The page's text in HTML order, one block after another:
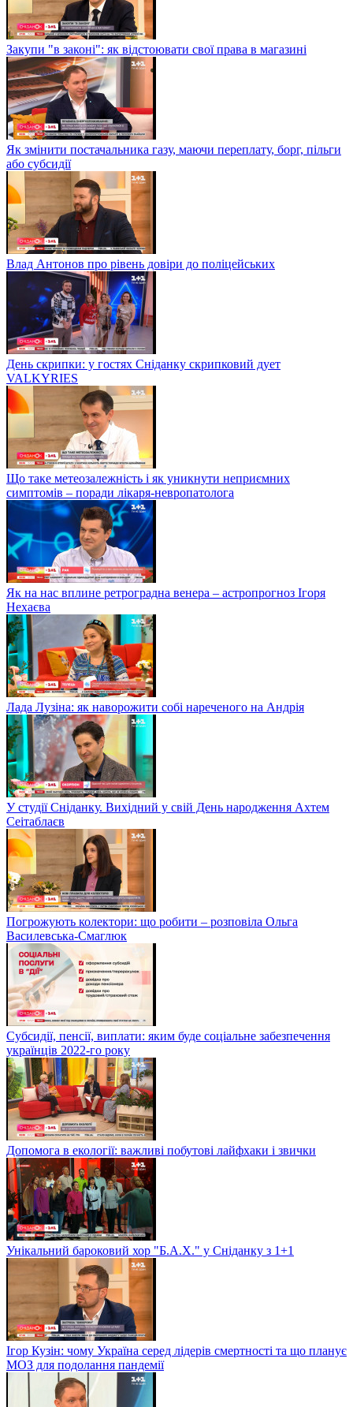
Закупи "в законі": як відстоювати свої права в магазині
Як змінити постачальника газу, маючи переплату, борг, пільги
або субсидії
Влад Антонов про рівень довіри до поліцейських
День скрипки: у гостях Сніданку скрипковий дует
VALKYRIES
Що таке метеозалежність і як уникнути неприємних
симптомів – поради лікаря-невропатолога
Як на нас вплине ретроградна венера – астропрогноз Ігоря
Нехаєва
Лада Лузіна: як наворожити собі нареченого на Андрія
У студії Сніданку. Вихідний у свій День народження Ахтем
Сеітаблаєв
Погрожують колектори: що робити – розповіла Ольга
Василевська-Смаглюк
Субсидії, пенсії, виплати: яким буде соціальне забезпечення
українців 2022-го року
Допомога в екології: важливі побутові лайфхаки і звички
Унікальний бароковий хор "Б.А.Х." у Сніданку з 1+1
Ігор Кузін: чому Україна серед лідерів смертності та що планує
МОЗ для подолання пандемії